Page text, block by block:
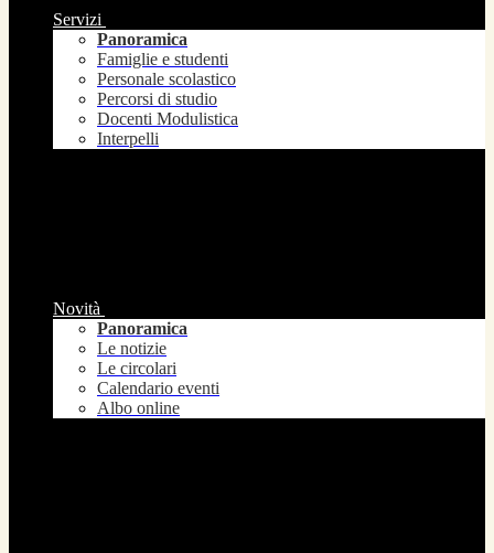
Servizi
Panoramica
Famiglie e studenti
Personale scolastico
Percorsi di studio
Docenti Modulistica
Interpelli
Novità
Panoramica
Le notizie
Le circolari
Calendario eventi
Albo online